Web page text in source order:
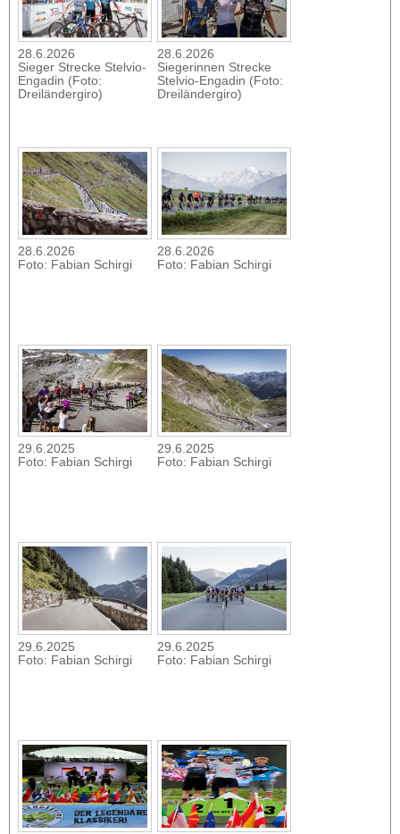
28.6.2026
Sieger Strecke Stelvio-
Engadin (Foto:
Dreiländergiro)
28.6.2026
Siegerinnen Strecke
Stelvio-Engadin (Foto:
Dreiländergiro)
28.6.2026
Foto: Fabian Schirgi
28.6.2026
Foto: Fabian Schirgi
29.6.2025
Foto: Fabian Schirgi
29.6.2025
Foto: Fabian Schirgi
29.6.2025
Foto: Fabian Schirgi
29.6.2025
Foto: Fabian Schirgi